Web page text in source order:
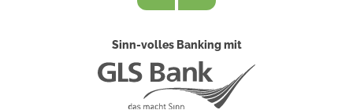
Sinn-volles Banking mit